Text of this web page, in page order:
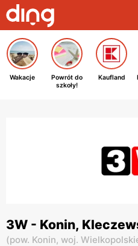
Wakacje
Powrót do
szkoły!
Kaufland
3W - Konin,
(pow. Konin, woj.